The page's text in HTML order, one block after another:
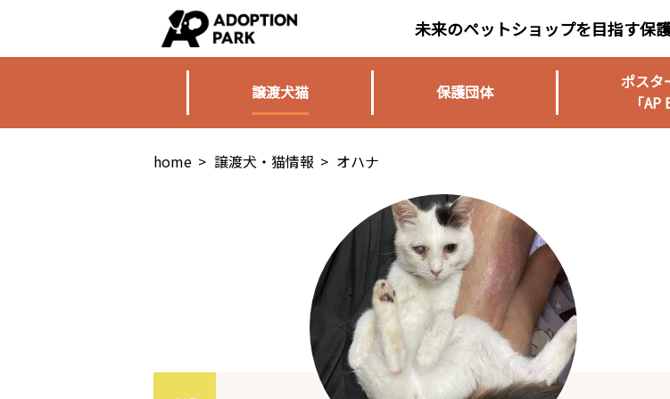
未来のペットショップを目指す保
譲渡犬猫 保護団体
ポスタ
「AP
home > 譲渡犬・猫情報 > オハナ